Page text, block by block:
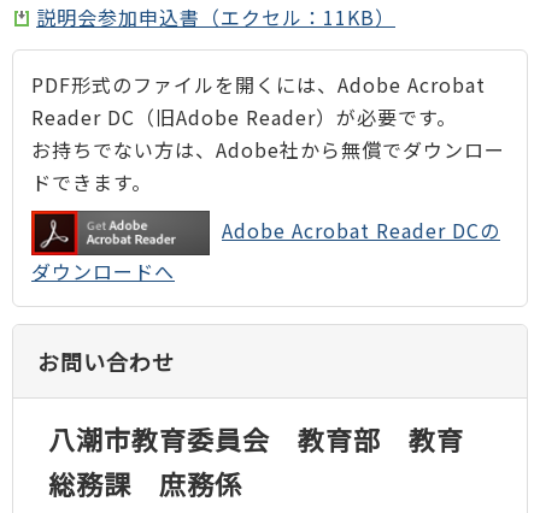
説明会参加申込書（エクセル：11KB）
PDF形式のファイルを開くには、Adobe Acrobat
Reader DC（旧Adobe Reader）が必要です。
お持ちでない方は、Adobe社から無償でダウンロー
ドできます。
Adobe Acrobat Reader DCの
ダウンロードへ
お問い合わせ
八潮市教育委員会 教育部 教育
総務課 庶務係